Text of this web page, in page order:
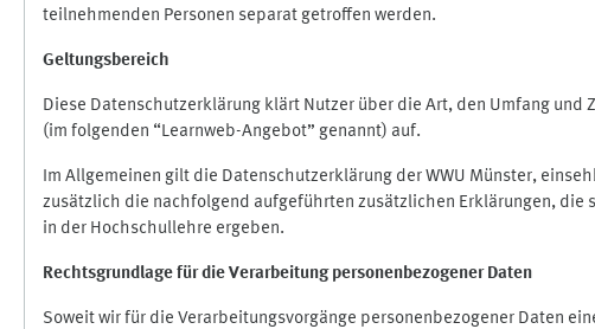
teilnehmenden Personen separat getroffen werden.
Geltungsbereich
Diese Datenschutzerklärung klärt Nutzer über die Art, den Umfang
(im folgenden “Learnweb-Angebot” genannt) auf.
Im Allgemeinen gilt die Datenschutzerklärung der WWU Münster,
zusätzlich die nachfolgend aufgeführten zusätzlichen Erklärungen, die
in der Hochschullehre ergeben.
Rechtsgrundlage für die Verarbeitung personenbezogener Daten
Soweit wir für die Verarbeitungsvorgänge personenbezogener Daten